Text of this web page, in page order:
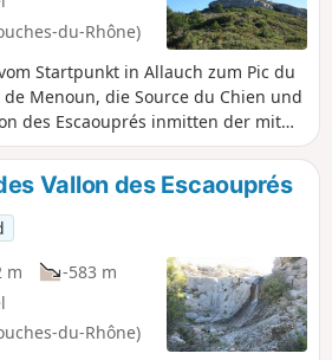
du-Rhône)
Startpunkt in Allauch zum Pic du
Menoun, die Source du Chien und
des Escaouprés inmitten der mit
Unterwegs lohnt sich ein
l'Étoile, wo man nach heftigen
ihrem Schlauch sprudeln sehen
durch ehemalige Bauxit-
auf der gesamten Strecke von
gekrönt. (siehe Abschnitt „In der
Vallon des Escaouprés
m
-583 m
du-Rhône)